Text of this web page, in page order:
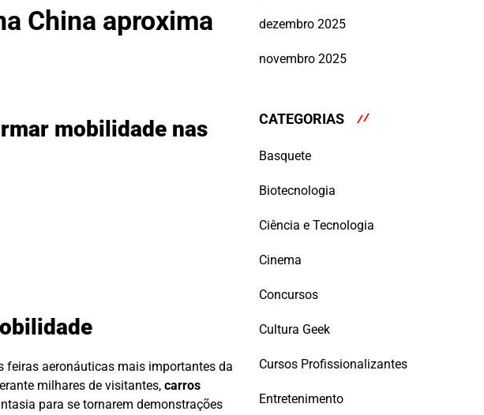
China aproxima
mobilidade nas
feiras aeronáuticas mais importantes da
milhares de visitantes, carros
para se tornarem demonstrações
dezembro 2025
novembro 2025
CATEGORIAS
Basquete
Biotecnologia
Ciência e Tecnologia
Cinema
Concursos
Cultura Geek
Cursos Profissionalizantes
Entretenimento